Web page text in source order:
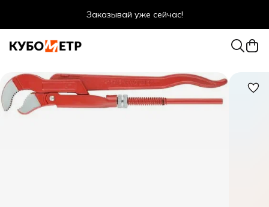
Заказывай уже сейчас!
Оптовые цены даже для физ. лиц